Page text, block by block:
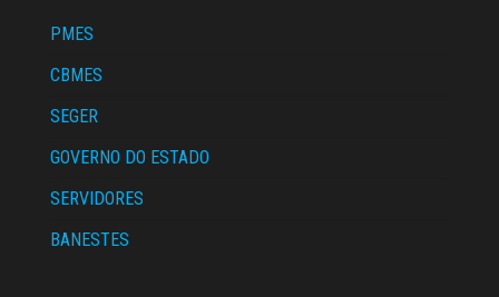
PMES
CBMES
SEGER
GOVERNO DO ESTADO
SERVIDORES
BANESTES